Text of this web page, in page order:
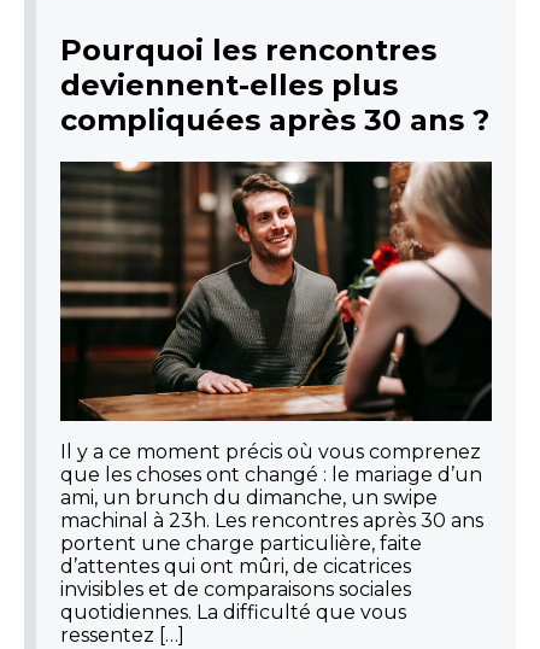
Pourquoi les rencontres
deviennent-elles plus
compliquées après 30 ans ?
Il y a ce moment précis où vous comprenez
que les choses ont changé : le mariage d’un
ami, un brunch du dimanche, un swipe
machinal à 23h. Les rencontres après 30 ans
portent une charge particulière, faite
d’attentes qui ont mûri, de cicatrices
invisibles et de comparaisons sociales
quotidiennes. La difficulté que vous
ressentez […]